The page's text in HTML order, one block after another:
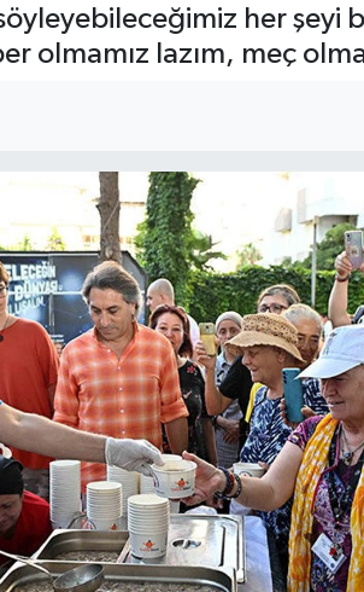
söyleyebileceğimiz her
olmamız lazım, meç